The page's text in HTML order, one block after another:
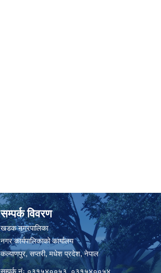
सम्पर्क विवरण
खडक नगरपालिका
नगर कार्यपालिकाको कार्यालय
कल्याणपुर, सप्तरी, मधेश प्रदेश, नेपाल
सम्पर्क नंः ०३१५४००५३, ०३१५४००५४